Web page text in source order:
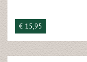
€ 15,95